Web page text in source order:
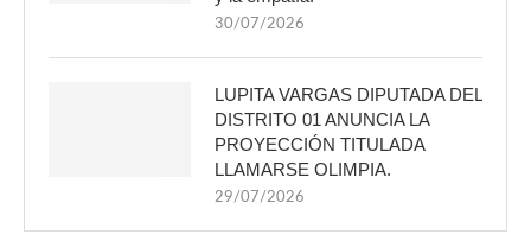
30/07/2026
LUPITA VARGAS DIPUTADA DEL
DISTRITO 01 ANUNCIA LA
PROYECCIÓN TITULADA
LLAMARSE OLIMPIA.
29/07/2026